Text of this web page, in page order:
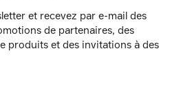
et recevez par e-mail des
de partenaires, des
produits et des invitations à des